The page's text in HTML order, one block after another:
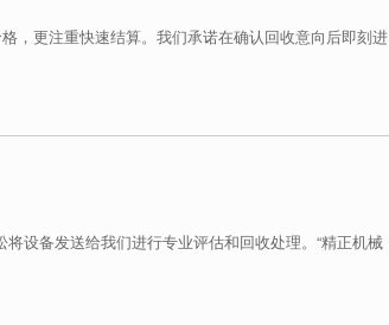
，更注重快速结算。我们承诺在确认回收意向后即刻进
设备发送给我们进行专业评估和回收处理。“精正机械